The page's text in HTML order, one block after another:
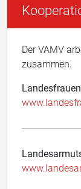
Der VAMV
zusammen.